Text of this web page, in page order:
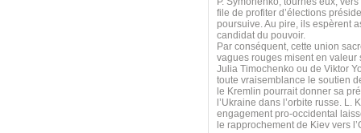
file de profiter d’élections
poursuive. Au pire, ils espèrent
candidat du pouvoir.
Par conséquent, cette union
vagues rouges misent en
Julia Timochenko ou de Viktor
toute vraisemblance le soutien
le Kremlin pourrait donner sa
l’Ukraine dans l’orbite russe.
engagement pro-occidental
le rapprochement de Kiev vers